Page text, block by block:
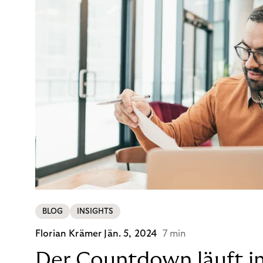
BLOG INSIGHTS
Florian Krämer Jän. 5, 2024 7 min